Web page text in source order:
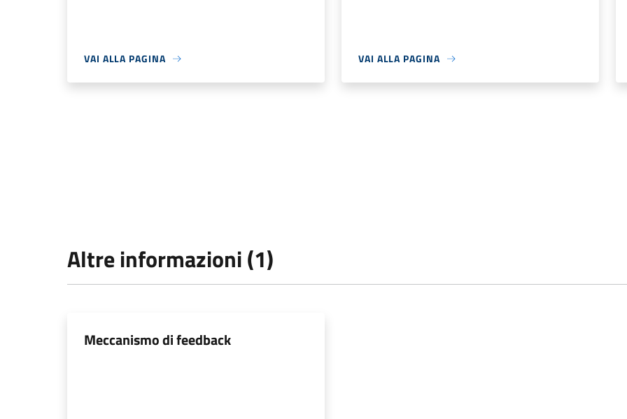
VAI ALLA PAGINA VAI ALLA PAGINA
Altre informazioni (1)
Meccanismo di feedback